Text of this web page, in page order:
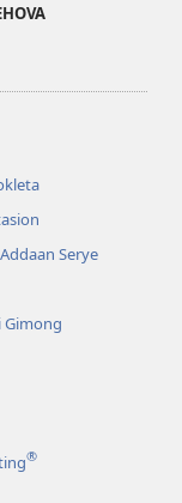
Serye
®